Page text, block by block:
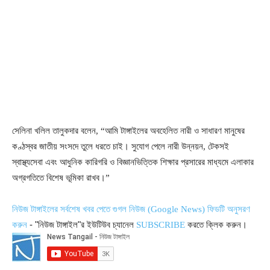
সেলিনা খলিল তালুকদার বলেন, “আমি টাঙ্গাইলের অবহেলিত নারী ও সাধারণ মানুষের
কণ্ঠস্বর জাতীয় সংসদে তুলে ধরতে চাই। সুযোগ পেলে নারী উন্নয়ন, টেকসই
স্বাস্থ্যসেবা এবং আধুনিক কারিগরি ও বিজ্ঞানভিত্তিক শিক্ষার প্রসারের মাধ্যমে এলাকার
অগ্রগতিতে বিশেষ ভূমিকা রাখব।”
নিউজ টাঙ্গাইলের সর্বশেষ খবর পেতে গুগল নিউজ (Google News) ফিডটি অনুসরণ
করুন - "নিউজ টাঙ্গাইল"র ইউটিউব চ্যানেল SUBSCRIBE করতে ক্লিক করুন।